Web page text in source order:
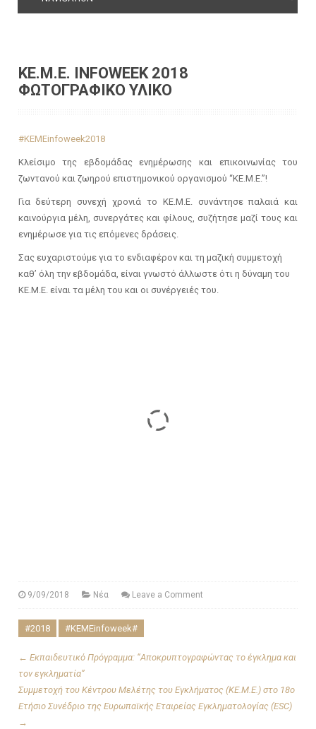
ΚΕ.Μ.Ε. INFOWEEK 2018
ΦΩΤΟΓΡΑΦΙΚΟ ΥΛΙΚΟ
#ΚΕΜΕinfoweek2018
Κλείσιμο της εβδομάδας ενημέρωσης και επικοινωνίας του
ζωντανού και ζωηρού επιστημονικού οργανισμού “ΚΕ.Μ.Ε.”!
Για δεύτερη συνεχή χρονιά το ΚΕ.Μ.Ε. συνάντησε παλαιά και
καινούργια μέλη, συνεργάτες και φίλους, συζήτησε μαζί τους και
ενημέρωσε για τις επόμενες δράσεις.
Σας ευχαριστούμε για το ενδιαφέρον και τη μαζική συμμετοχή
καθ’ όλη την εβδομάδα, είναι γνωστό άλλωστε ότι η δύναμη του
ΚΕ.Μ.Ε. είναι τα μέλη του και οι συνέργειές του.
9/09/2018 Νέα Leave a Comment
#2018 #KEMEinfoweek#
← Εκπαιδευτικό Πρόγραμμα: “Αποκρυπτογραφώντας το έγκλημα και
τον εγκληματία”
Συμμετοχή του Κέντρου Μελέτης του Εγκλήματος (ΚΕ.Μ.Ε.) στο 18ο
Ετήσιο Συνέδριο της Ευρωπαϊκής Εταιρείας Εγκληματολογίας (ESC)
→